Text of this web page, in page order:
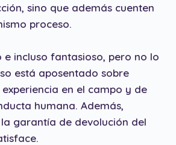
sino que además cuenten
proceso.
e incluso fantasioso, pero no lo
está aposentado sobre
en el campo y de
humana. Además,
garantía de devolución del